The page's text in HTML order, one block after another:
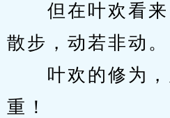
但在叶欢看来
散步，动若非动。
叶欢的修为，
重！